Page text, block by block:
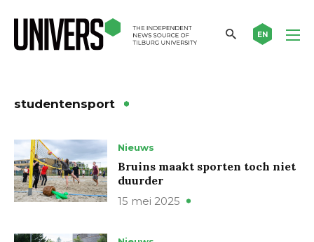
EN
studentensport
Nieuws
Bruins maakt sporten toch niet
duurder
15 mei 2025